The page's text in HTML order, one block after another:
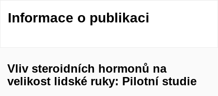
Informace o publikaci
Vliv steroidních hormonů na
velikost lidské ruky: Pilotní studie